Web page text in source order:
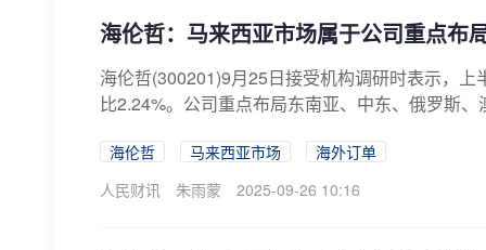
海伦哲：马来西亚市场属于公司重点布
海伦哲(300201)9月25日接受机构调研时表示，
比2.24%。公司重点布局东南亚、中东、俄罗斯
海伦哲 马来西亚市场
海外订单
人民财讯
朱雨蒙 2025-09-26 10:16